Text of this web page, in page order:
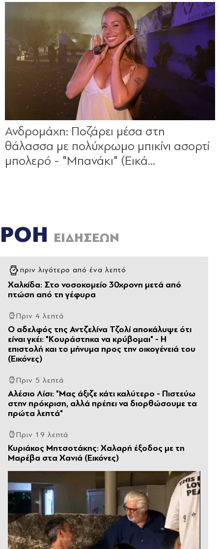
ΡΟΗ ΕΙΔΗΣΕΩΝ
πριν λιγότερο από ένα λεπτό
Χαλκίδα: Στο νοσοκομείο 30χρονη μετά από
πτώση από τη γέφυρα
Πριν 4 λεπτά
Ο αδελφός της Αντζελίνα Τζολί αποκάλυψε ότι
είναι γκέι: "Κουράστηκα να κρύβομαι" - Η
επιστολή και το μήνυμα προς την οικογένειά του
(Εικόνες)
Πριν 5 λεπτά
Αλέσιο Λίσι: "Μας άξιζε κάτι καλύτερο - Πιστεύω
στην πρόκριση, αλλά πρέπει να διορθώσουμε τα
πρώτα λεπτά"
Πριν 19 λεπτά
Κυριάκος Μητσοτάκης: Χαλαρή έξοδος με τη
Μαρέβα στα Χανιά (Εικόνες)